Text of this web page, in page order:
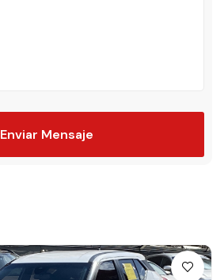
Enviar Mensaje